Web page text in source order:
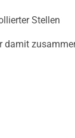
Stellen
damit